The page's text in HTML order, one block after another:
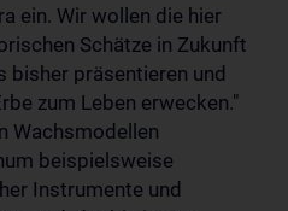
ein. Wir wollen die hier
Schätze in Zukunft
bisher präsentieren und
zum Leben erwecken."
Wachsmodellen
beispielsweise
Instrumente und